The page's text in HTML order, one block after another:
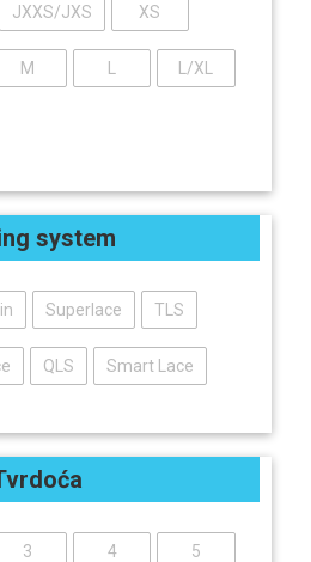
JXXS/JXS XS
M L/XL
system
Superlace TLS
QLS Smart Lace
3 4 5